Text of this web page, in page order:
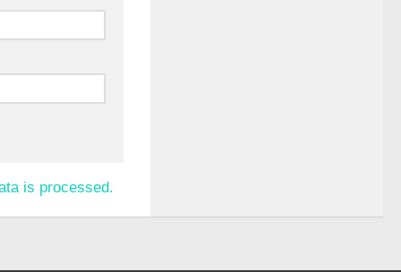
is processed.